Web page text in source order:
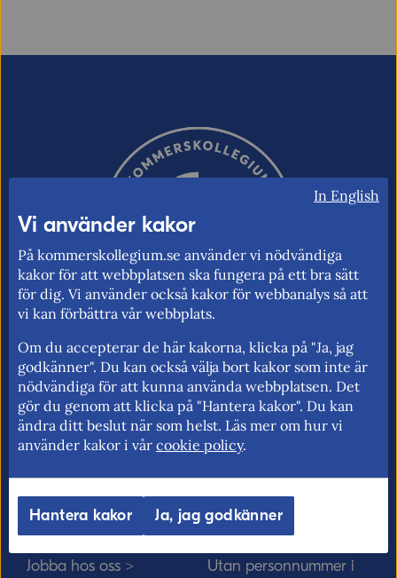
Kommerskollegium – Sveriges myndighet
för utrikeshandel, EU:s inre marknad och
handelspolitik. Vi verkar för frihandel och
för fri rörlighet på EU:s inre marknad.
Kommerskollegium
Jobba hos oss >
EU-rätten
Utan personnummer i
In English
Vi använder kakor
På kommerskollegium.se använder vi nödvändiga
kakor för att webbplatsen ska fungera på ett bra sätt
för dig. Vi använder också kakor för webbanalys så att
vi kan förbättra vår webbplats.
Om du accepterar de här kakorna, klicka på "Ja, jag
godkänner". Du kan också välja bort kakor som inte är
nödvändiga för att kunna använda webbplatsen. Det
gör du genom att klicka på "Hantera kakor". Du kan
ändra ditt beslut när som helst. Läs mer om hur vi
använder kakor i vår cookie policy.
Hantera kakor Ja, jag godkänner